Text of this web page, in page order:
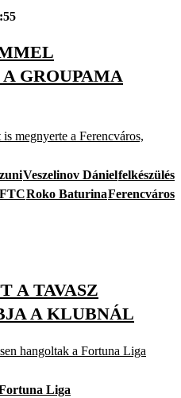
GROUPAMA
megnyerte a Ferencváros,
Veszelinov Dánielfelkészülés
FTCRoko BaturinaFerencváros
A TAVASZ
A KLUBNÁL
hangoltak a Fortuna Liga
Liga